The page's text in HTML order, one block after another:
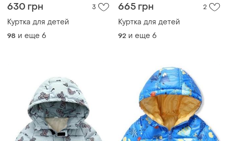
630 грн 3
Куртка для детей
98 и еще 6
665 грн 2
Куртка для детей
92 и еще 6